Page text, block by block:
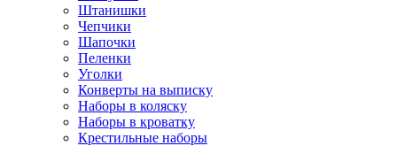
Штанишки
Чепчики
Шапочки
Пеленки
Уголки
Конверты на выписку
Наборы в коляску
Наборы в кроватку
Крестильные наборы